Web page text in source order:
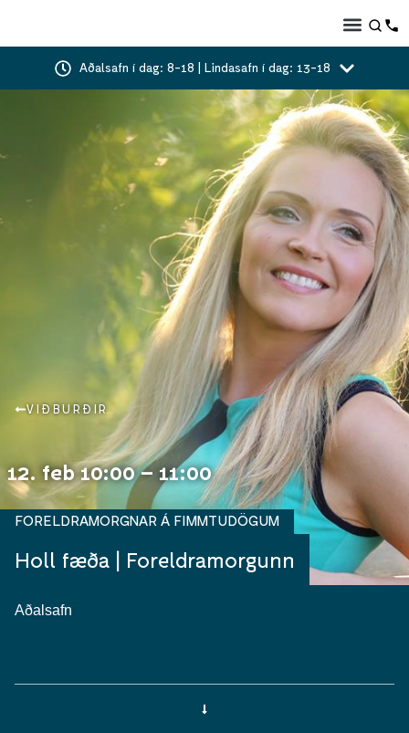
Aðalsafn í dag: 8-18 | Lindasafn í dag: 13-18
VIÐBURÐIR
12. feb 10:00 – 11:00
Holl fæða | Foreldramorgunn
FORELDRAMORGNAR Á FIMMTUDÖGUM
Aðalsafn